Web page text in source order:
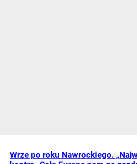
Wrze po roku Nawrockiego.